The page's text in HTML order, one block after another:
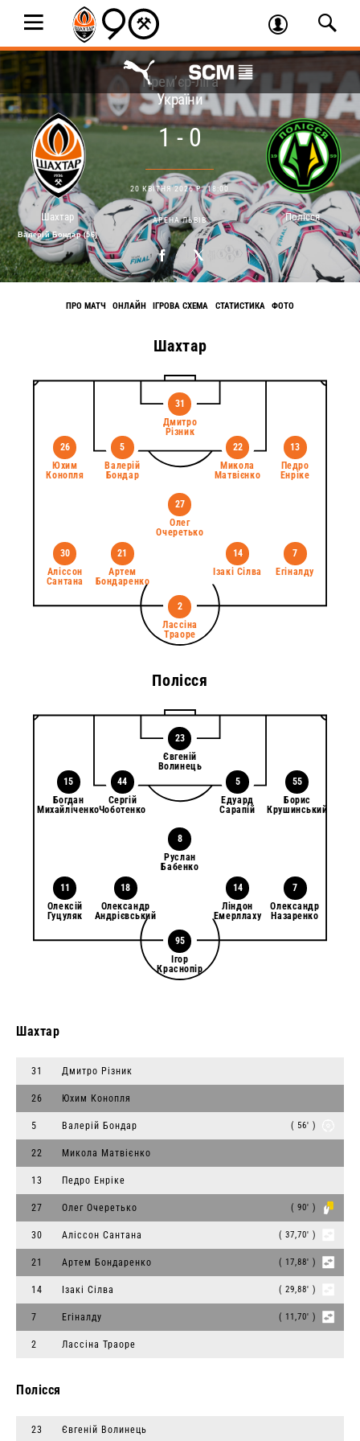
Шахтар
Валерій Бондар (56)
Прем’єр-ліга
України
1 - 0
20 КВІТНЯ 2026 Р. 18:00
АРЕНА ЛЬВІВ Полісся
ПРО МАТЧ ОНЛАЙН ІГРОВА СХЕМА СТАТИСТИКА ФОТО
Шахтар
31
Дмитро
Різник
26
Юхим
Конопля
5
Валерій
Бондар
22
Микола
Матвієнко
13
Педро
Енріке
27
Олег
Очеретько
30
Аліссон
Сантана
21
Артем
Бондаренко
14
Ізакі Сілва
7
Егіналду
2
Лассіна
Траоре
Полісся
23
Євгеній
Волинець
15
Богдан
Михайліченко
44
Сергій
Чоботенко
5
Едуард
Сарапій
55
Борис
Крушинський
8
Руслан
Бабенко
11
Олексій
Гуцуляк
18
Олександр
Андрієвський
14
Ліндон
Емерллаху
7
Олександр
Назаренко
95
Ігор
Краснопір
Шахтар
31 Дмитро Різник
26 Юхим Конопля
5 Валерій Бондар ( 56' )
22 Микола Матвієнко
13 Педро Енріке
27 Олег Очеретько ( 90' )
30 Аліссон Сантана ( 37,70' )
21 Артем Бондаренко ( 17,88' )
14 Ізакі Сілва ( 29,88' )
7 Егіналду ( 11,70' )
2 Лассіна Траоре
Полісся
23 Євгеній Волинець